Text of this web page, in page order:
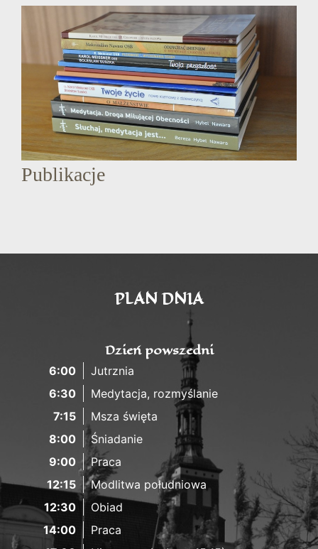
Publikacje
PLAN DNIA
Dzień powszedni
6:00
Jutrznia
6:30
Medytacja, rozmyślanie
7:15
Msza święta
8:00
Śniadanie
9:00
Praca
12:15
Modlitwa południowa
12:30
Obiad
14:00
Praca